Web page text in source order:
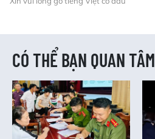
CÓ THỂ BẠN QUAN TÂM